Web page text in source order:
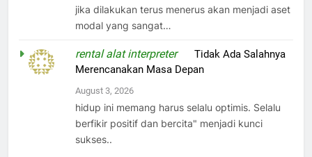
jika dilakukan terus menerus akan menjadi aset
modal yang sangat…
rental alat interpreteronTidak Ada Salahnya
Merencanakan Masa Depan
August 3, 2026
hidup ini memang harus selalu optimis. Selalu
berfikir positif dan bercita" menjadi kunci
sukses..